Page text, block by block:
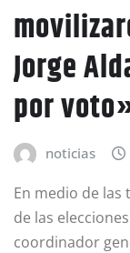
Jorge
por
noticias
En medio de
de las
coordinador